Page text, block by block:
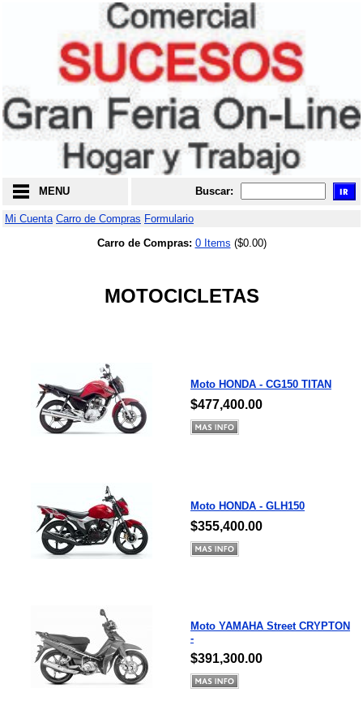
MENU Buscar:
Mi Cuenta Carro de Compras Formulario
Carro de Compras: 0 Items ($0.00)
MOTOCICLETAS
Moto HONDA - CG150 TITAN
$477,400.00
Moto HONDA - GLH150
$355,400.00
Moto YAMAHA Street CRYPTON
-
$391,300.00